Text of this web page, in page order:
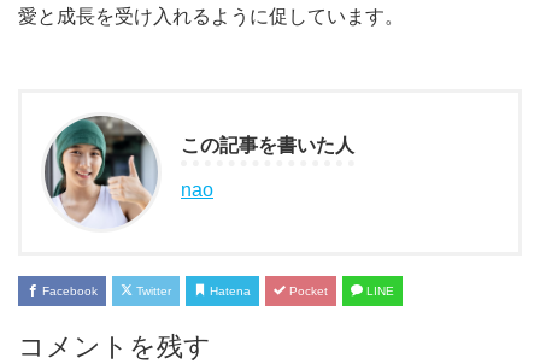
愛と成長を受け入れるように促しています。
この記事を書いた人
nao
Facebook Twitter Hatena Pocket LINE
コメントを残す